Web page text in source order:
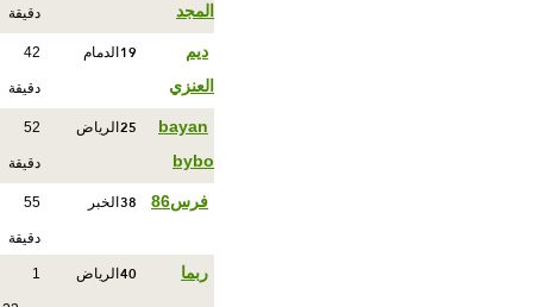
المجد
دقيقة
ديم
العنزي
19 الدمام 42
دقيقة
bayan
bybo
25 الرياض 52
دقيقة
فرس86 38 الخبر 55
دقيقة
ربما 40 الرياض 1